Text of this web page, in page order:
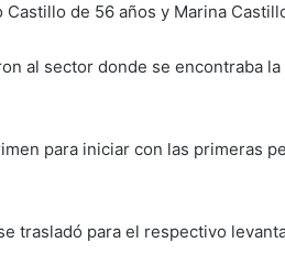
de 56 años y Marina
al sector donde se encontraba la
para iniciar con las primeras
trasladó para el respectivo